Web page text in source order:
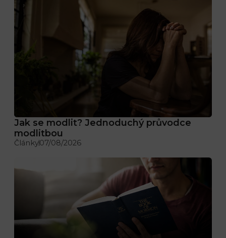
Jak se modlit? Jednoduchý průvodce
modlitbou
Články07/08/2026